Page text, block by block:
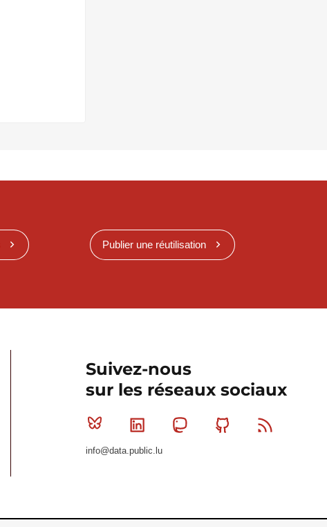
Publier une réutilisation
Suivez-nous
sur les réseaux sociaux
Bluesky Linkedin MastodonGithub
info@data.public.lu